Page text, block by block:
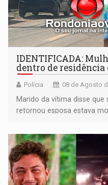
IDENTIFICADA:
dentro de residência
Polícia 08 de Agosto
Marido da vítima disse
retornou esposa estava